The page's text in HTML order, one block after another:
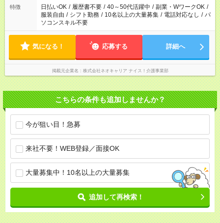
特徴 日払いOK / 履歴書不要 / 40～50代活躍中 / 副業・WワークOK /
服装自由 / シフト勤務 / 10名以上の大量募集 / 電話対応なし / パ
ソコンスキル不要
気になる！ 応募する 詳細へ
掲載元企業名 株式会社ネオキャリア ナイス！介護事業部
こちらの条件も追加しませんか？
今が狙い目！急募
来社不要！WEB登録／面接OK
大量募集中！10名以上の大量募集
追加して再検索！